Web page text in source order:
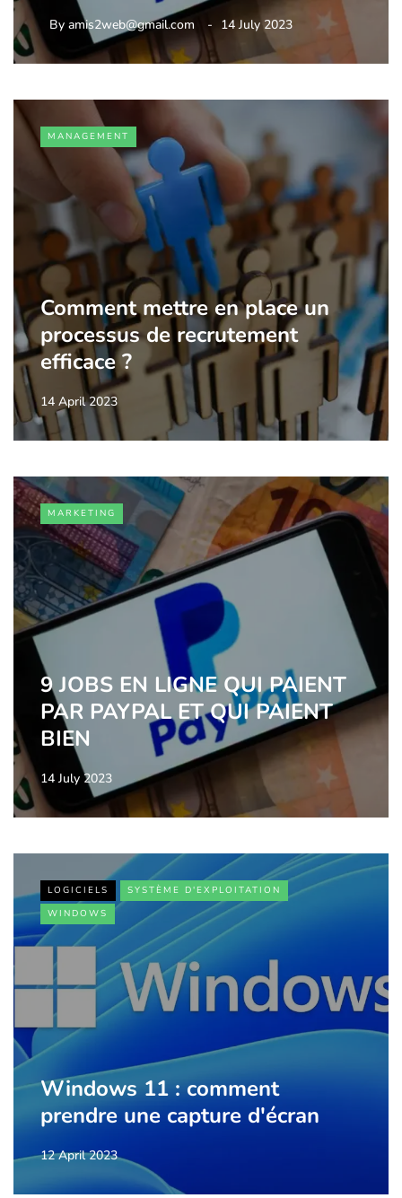
By amis2web@gmail.com 14 July 2023
MANAGEMENT
Comment mettre en place un
processus de recrutement
efficace ?
14 April 2023
MARKETING
9 JOBS EN LIGNE QUI PAIENT
PAR PAYPAL ET QUI PAIENT
BIEN
14 July 2023
LOGICIELS
SYSTÈME D'EXPLOITATION
WINDOWS
Windows 11 : comment
prendre une capture d'écran
12 April 2023